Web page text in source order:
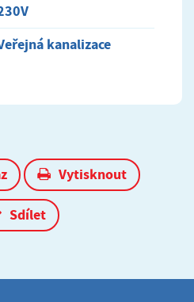
kanalizace
Vytisknout
Sdílet